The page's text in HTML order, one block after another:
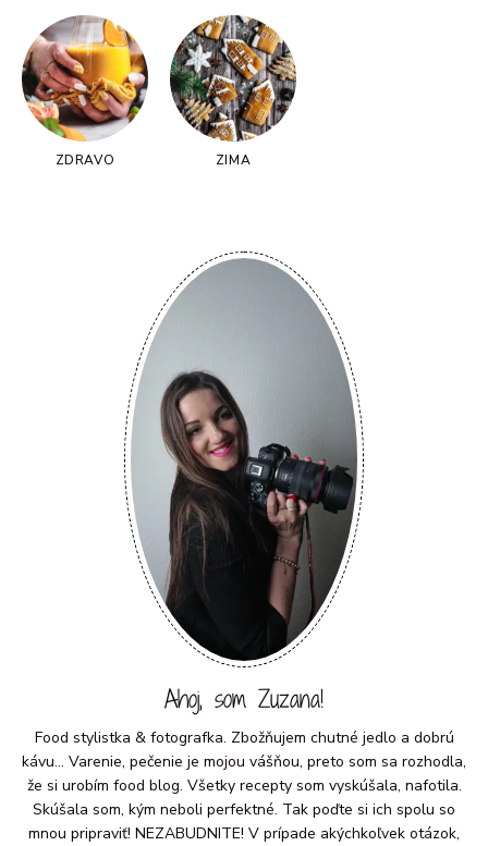
ZDRAVO ZIMA
Ahoj, som Zuzana!
Food stylistka & fotografka. Zbožňujem chutné jedlo a dobrú
kávu... Varenie, pečenie je mojou vášňou, preto som sa rozhodla,
že si urobím food blog. Všetky recepty som vyskúšala, nafotila.
Skúšala som, kým neboli perfektné. Tak poďte si ich spolu so
mnou pripraviť! NEZABUDNITE! V prípade akýchkoľvek otázok,